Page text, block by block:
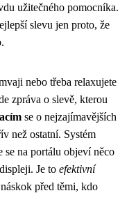
užitečného pomocníka.
slevu jen proto, že
nebo třeba relaxujete
zpráva o slevě, kterou
se o nejzajímavějších
než ostatní. Systém
se na portálu objeví něco
Je to efektivní
před těmi, kdo